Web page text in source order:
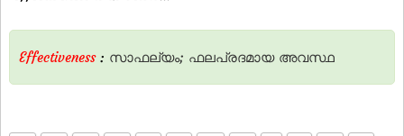
Effectiveness: സാഫല്യം; ഫലപ്രദമായ അവസ്ഥ